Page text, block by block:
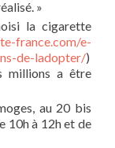
»
la cigarette
france.com/e-
de-ladopter/)
millions a être
au 20 bis
10h à 12h et de